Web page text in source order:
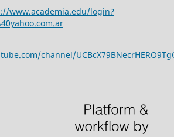
www.academia.edu/login?
channel/